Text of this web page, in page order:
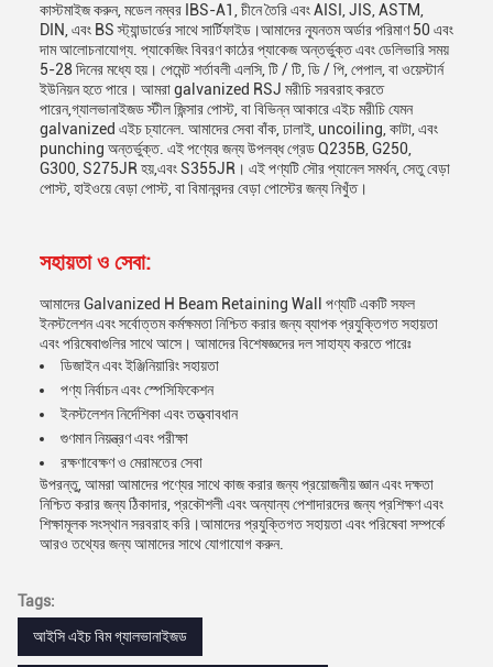
কাস্টমাইজ করুন, মডেল নম্বর IBS-A1, চীনে তৈরি এবং AISI, JIS, ASTM,
DIN, এবং BS স্ট্যান্ডার্ডের সাথে সার্টিফাইড।আমাদের ন্যূনতম অর্ডার পরিমাণ 50 এবং
দাম আলোচনাযোগ্য. প্যাকেজিং বিবরণ কাঠের প্যাকেজ অন্তর্ভুক্ত এবং ডেলিভারি সময়
5-28 দিনের মধ্যে হয়। পেমেন্ট শর্তাবলী এলসি, টি / টি, ডি / পি, পেপাল, বা ওয়েস্টার্ন
ইউনিয়ন হতে পারে। আমরা galvanized RSJ মরীচি সরবরাহ করতে
পারেন,গ্যালভানাইজড স্টীল জিন্সার পোস্ট, বা বিভিন্ন আকারে এইচ মরীচি যেমন
galvanized এইচ চ্যানেল. আমাদের সেবা বাঁক, ঢালাই, uncoiling, কাটা, এবং
punching অন্তর্ভুক্ত. এই পণ্যের জন্য উপলব্ধ গ্রেড Q235B, G250,
G300, S275JR হয়,এবং S355JR। এই পণ্যটি সৌর প্যানেল সমর্থন, সেতু বেড়া
পোস্ট, হাইওয়ে বেড়া পোস্ট, বা বিমানবন্দর বেড়া পোস্টের জন্য নিখুঁত।
সহায়তা ও সেবা:
আমাদের Galvanized H Beam Retaining Wall পণ্যটি একটি সফল
ইনস্টলেশন এবং সর্বোত্তম কর্মক্ষমতা নিশ্চিত করার জন্য ব্যাপক প্রযুক্তিগত সহায়তা
এবং পরিষেবাগুলির সাথে আসে। আমাদের বিশেষজ্ঞদের দল সাহায্য করতে পারেঃ
ডিজাইন এবং ইঞ্জিনিয়ারিং সহায়তা
পণ্য নির্বাচন এবং স্পেসিফিকেশন
ইনস্টলেশন নির্দেশিকা এবং তত্ত্বাবধান
গুণমান নিয়ন্ত্রণ এবং পরীক্ষা
রক্ষণাবেক্ষণ ও মেরামতের সেবা
উপরন্তু, আমরা আমাদের পণ্যের সাথে কাজ করার জন্য প্রয়োজনীয় জ্ঞান এবং দক্ষতা
নিশ্চিত করার জন্য ঠিকাদার, প্রকৌশলী এবং অন্যান্য পেশাদারদের জন্য প্রশিক্ষণ এবং
শিক্ষামূলক সংস্থান সরবরাহ করি।আমাদের প্রযুক্তিগত সহায়তা এবং পরিষেবা সম্পর্কে
আরও তথ্যের জন্য আমাদের সাথে যোগাযোগ করুন.
Tags:
আইসি এইচ বিম গ্যালভানাইজড